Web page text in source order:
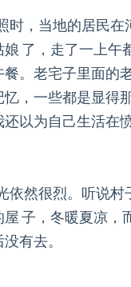
时，当地的居民
娘 了，走了一上
。老宅子里面的
，一些都是显得
以为自己生活在
依然很烈。听说
子，冬暖夏凉
有去。